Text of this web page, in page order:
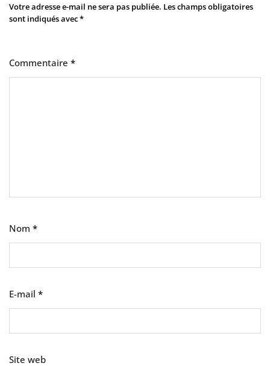
Votre adresse e-mail ne sera pas publiée. Les champs obligatoires
sont indiqués avec*
Commentaire *
Nom *
E-mail *
Site web